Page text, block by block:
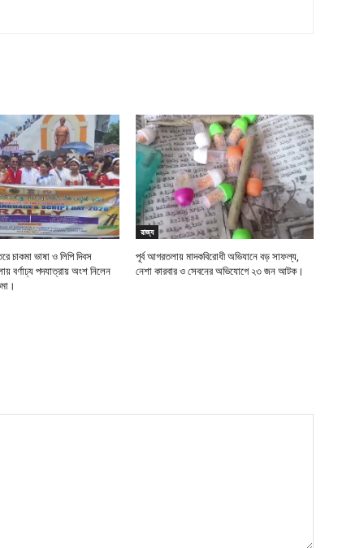
চাকমা ভাষা ও লিপি দিবস
বর্ণাঢ্য পদযাত্রায় অংশ নিলেন
রাজ্য
পূর্ব আগরতলায় মাদকবিরোধী অভিযানে বড় সাফল্য,
নেশা কারবার ও সেবনের অভিযোগে ২৩ জন আটক।